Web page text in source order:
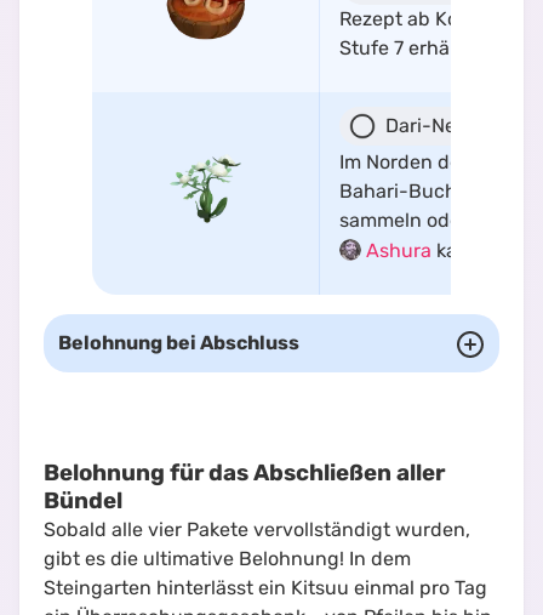
Rezept ab Kochen-
Stufe 7 erhältlich
Dari-Nelken
Im Norden der
Bahari-Bucht
sammeln oder bei
Ashura kaufen
Belohnung bei Abschluss
Belohnung für das Abschließen aller
Bündel
Sobald alle vier Pakete vervollständigt wurden,
gibt es die ultimative Belohnung! In dem
Steingarten hinterlässt ein Kitsuu einmal pro Tag